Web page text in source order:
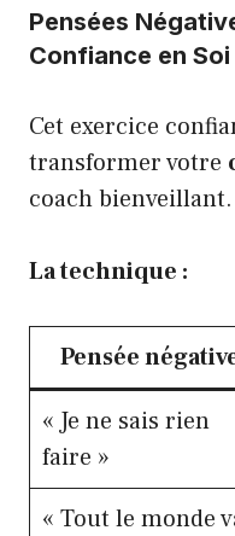
Pensées
Confiance en Soi
Cet exercice
transformer votre
coach bienveillant.
La technique :
Pensée
« Je ne sais rien
faire »
« Tout le monde